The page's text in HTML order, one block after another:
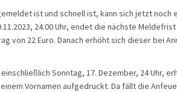
ist und schnell ist, kann sich jetzt
24.00 Uhr, endet die nächste
von 22 Euro. Danach erhöht sich dieser bei
Sonntag, 17. Dezember, 24 Uhr,
Vornamen aufgedruckt. Da fällt die